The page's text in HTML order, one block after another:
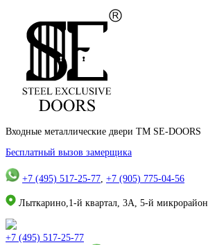
Входные металлические двери TM SE-DOORS
Бесплатный вызов замерщика
+7 (495) 517-25-77, +7 (905) 775-04-56
Лыткарино,1-й квартал, 3А, 5-й микрорайон
+7 (495) 517-25-77